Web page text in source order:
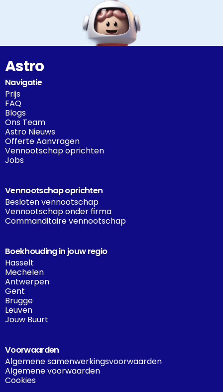
Astro
Navigatie
Prijs
FAQ
Blogs
Ons Team
Astro Nieuws
Offerte Aanvragen
Vennootschap oprichten
Jobs
Vennootschap oprichten
Besloten vennootschap
Vennootschap onder firma
Commanditaire vennootschap
Boekhouding in jouw regio
Hasselt
Mechelen
Antwerpen
Gent
Brugge
Leuven
Jouw Buurt
Voorwaarden
Algemene samenwerkingsvoorwaarden
Algemene voorwaarden
Cookies